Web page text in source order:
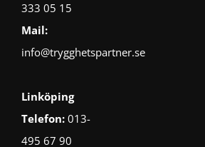
333 05 15
Mail:
info@trygghetspartner.se
Linköping
Telefon: 013-
495 67 90